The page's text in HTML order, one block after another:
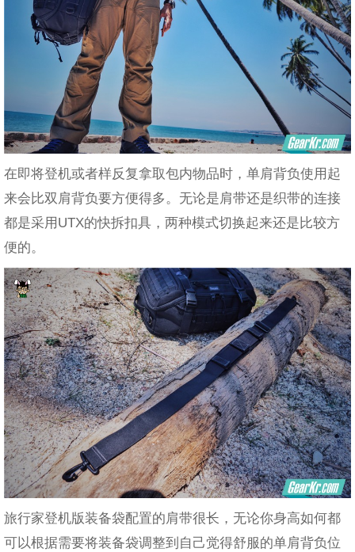
在即将登机或者样反复拿取包内物品时，单肩背负使用起
来会比双肩背负要方便得多。无论是肩带还是织带的连接
都是采用UTX的快拆扣具，两种模式切换起来还是比较方
便的。
旅行家登机版装备袋配置的肩带很长，无论你身高如何都
可以根据需要将装备袋调整到自己觉得舒服的单肩背负位